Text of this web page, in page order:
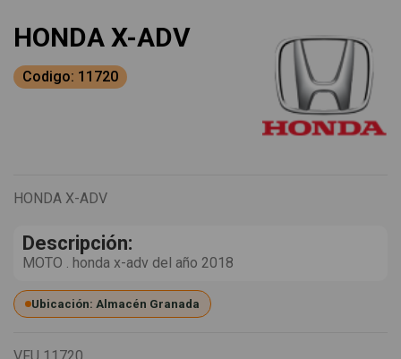
HONDA X-ADV
Codigo: 11720
HONDA X-ADV
Descripción:
MOTO . honda x-adv del año 2018
Ubicación: Almacén Granada